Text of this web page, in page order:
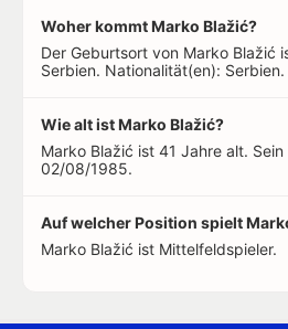
Woher kommt Marko Blažić?
Der Geburtsort von Marko Blažić
Serbien. Nationalität(en): Serbien.
Wie alt ist Marko Blažić?
Marko Blažić ist 41 Jahre alt.
02/08/1985.
Auf welcher Position spielt
Marko Blažić ist Mittelfeldspieler.